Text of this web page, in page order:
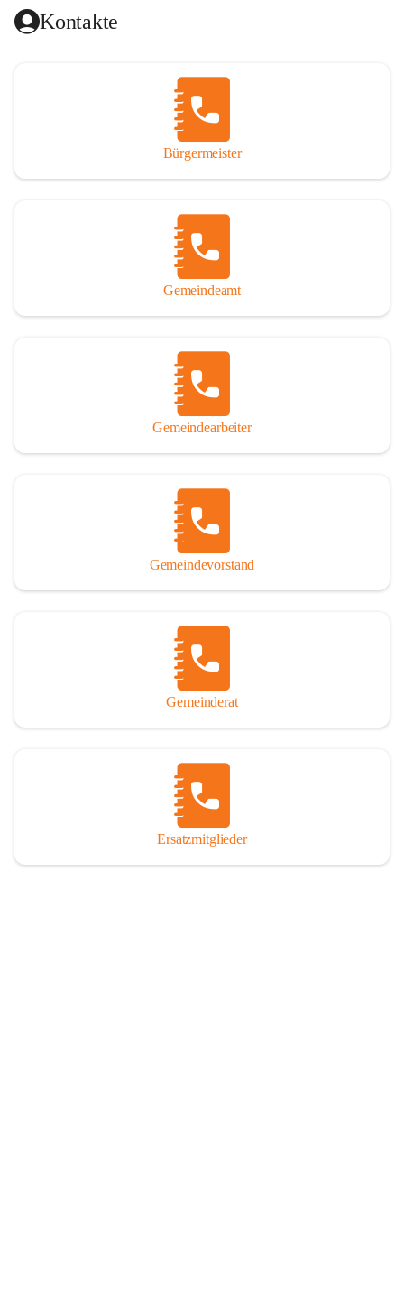
Dank gilt den Textautoren dieser Chronik, dem kleinen
Redaktionsteam, für die gute Zusammenarbeit.
gedankt werden, die durch ihre Erinnerungen, Informationen und
durch das Überlassen von Fotos und Dokumenten zum Gesamtbild
dieses Buches wesentlich beigetragen haben.
Der Zeitdruck war enorm, um das Werk auch zeitgerecht für das
Jubiläumsjahr abschließen zu können. Daher mag um Nachsicht
Ausführlichkeit behandelt erscheinen, oder auch der eine oder
andere Fehler unterlief. Die Autoren haben nach ihren
individuellen Möglichkeiten mit bestem Wissen und Gewissen
Andreas Rohatsch wurde auf das System der Fußnoten verzichtet.
Wo eine genaue Quellenangabe sinnvoll und notwendig erschien,
sind die entsprechenden Quellenhinweise in den fließenden Text
eingearbeitet. Der leichteren Lesbarkeit halber ist auch von einer
streng gendergerechten Ausdrucksform Abstand genommen
So darf ich Sie zu einer interessanten, vergnüglichen und
manchmal auch nachdenklich machenden Zeitreise durch die
Jahrhunderte, ja Jahrtausende alte Geschichte von der Steinzeit
einladen.
Kontakte
Bürgermeister
Gemeindeamt
Gemeindearbeiter
Gemeindevorstand
Gemeinderat
Ersatzmitglieder